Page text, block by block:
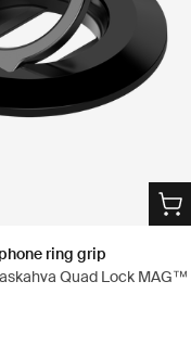
ring grip
Quad Lock MAG™